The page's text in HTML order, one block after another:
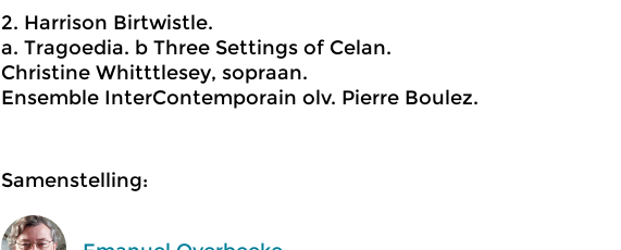
2. Harrison Birtwistle.
a. Tragoedia. b Three Settings of Celan.
Christine Whitttlesey, sopraan.
Ensemble InterContemporain olv. Pierre Boulez.
Samenstelling: